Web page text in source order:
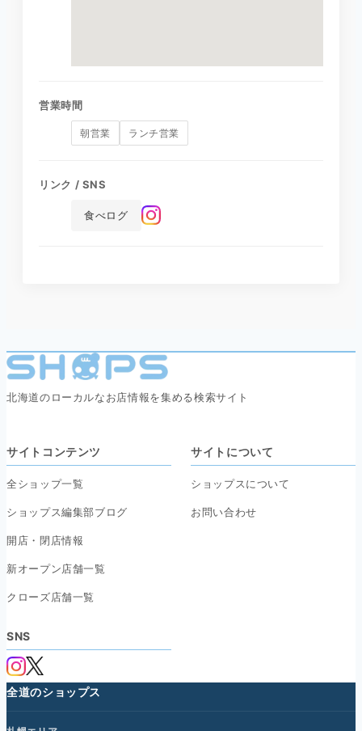
営業時間
朝営業 ランチ営業
リンク / SNS
食べログ
北海道のローカルなお店情報を集める検索サイト
サイトコンテンツ
全ショップ一覧
ショップス編集部ブログ
開店・閉店情報
新オープン店舗一覧
クローズ店舗一覧
サイトについて
ショップスについて
お問い合わせ
SNS
全道のショップス